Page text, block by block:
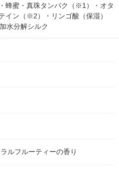
蜂蜜・真珠タンパク（※1）・オタ
イン（※2）・リンゴ酸（保湿）
水分解シルク
ルフルーティーの香り